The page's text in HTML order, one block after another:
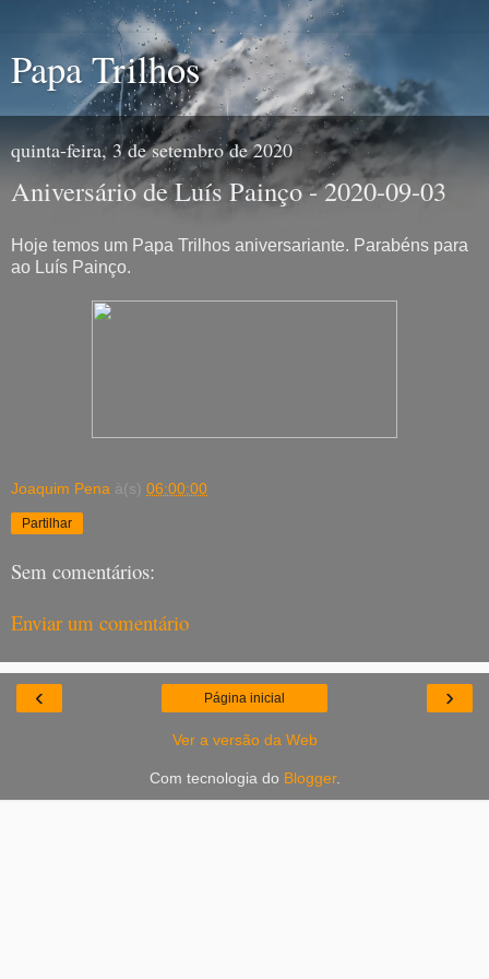
Papa Trilhos
quinta-feira, 3 de setembro de 2020
Aniversário de Luís Painço - 2020-09-03
Hoje temos um Papa Trilhos aniversariante. Parabéns para
ao Luís Painço.
Joaquim Pena à(s) 06:00:00
Partilhar
Sem comentários:
Enviar um comentário
‹ ›
Página inicial
Ver a versão da Web
Com tecnologia do Blogger.